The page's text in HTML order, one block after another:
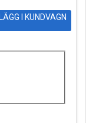
LÄGG I KUNDVAGN